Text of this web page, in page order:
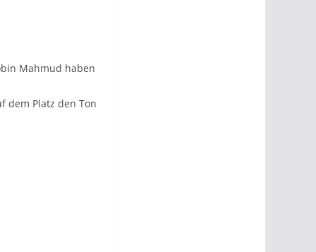
Mahmud haben
dem Platz den Ton